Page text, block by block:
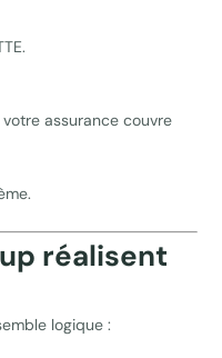
assurance couvre
réalisent
logique :